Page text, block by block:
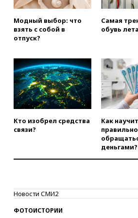
Модный выбор: что
взять с собой в
отпуск?
Самая
обувь
Кто изобрел средства
связи?
Как
правильно
деньгами?
Новости СМИ2
ФОТОИСТОРИИ